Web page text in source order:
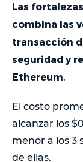
Las
combina las
transacción
seguridad y
Ethereum.
El costo
alcanzar los
menor a los 3
de ellas.